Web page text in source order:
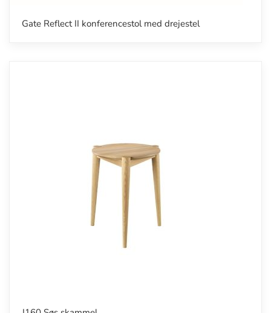
Gate Reflect II konferencestol med drejestel